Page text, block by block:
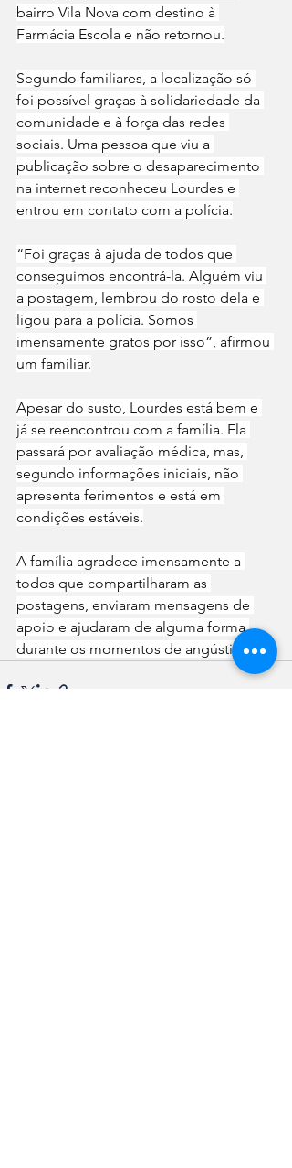
bairro Vila Nova com destino à
Farmácia Escola e não retornou.
Segundo familiares, a localização só
foi possível graças à solidariedade da
comunidade e à força das redes
sociais. Uma pessoa que viu a
publicação sobre o desaparecimento
na internet reconheceu Lourdes e
entrou em contato com a polícia.
“Foi graças à ajuda de todos que
conseguimos encontrá-la. Alguém viu
a postagem, lembrou do rosto dela e
ligou para a polícia. Somos
imensamente gratos por isso”, afirmou
um familiar.
Apesar do susto, Lourdes está bem e
já se reencontrou com a família. Ela
passará por avaliação médica, mas,
segundo informações iniciais, não
apresenta ferimentos e está em
condições estáveis.
A família agradece imensamente a
todos que compartilharam as
postagens, enviaram mensagens de
apoio e ajudaram de alguma forma
durante os momentos de angústia.